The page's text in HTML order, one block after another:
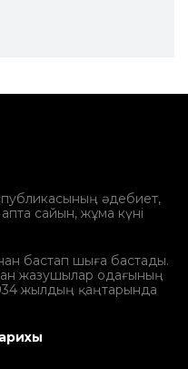
әдебиет,
сайын, жұма күні
бастап шыға бастады.
жазушылар одағының
жылдың қаңтарында